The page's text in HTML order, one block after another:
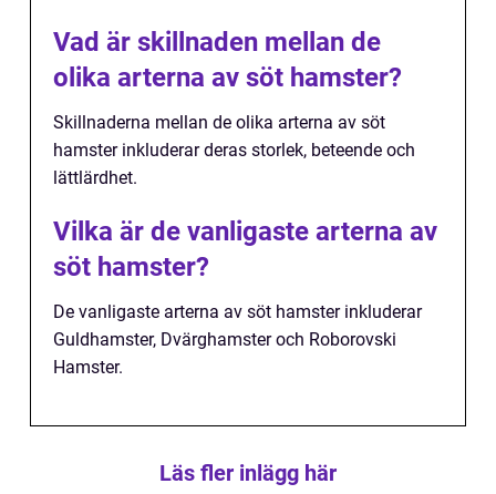
Vad är skillnaden mellan de
olika arterna av söt hamster?
Skillnaderna mellan de olika arterna av söt
hamster inkluderar deras storlek, beteende och
lättlärdhet.
Vilka är de vanligaste arterna av
söt hamster?
De vanligaste arterna av söt hamster inkluderar
Guldhamster, Dvärghamster och Roborovski
Hamster.
Läs fler inlägg här